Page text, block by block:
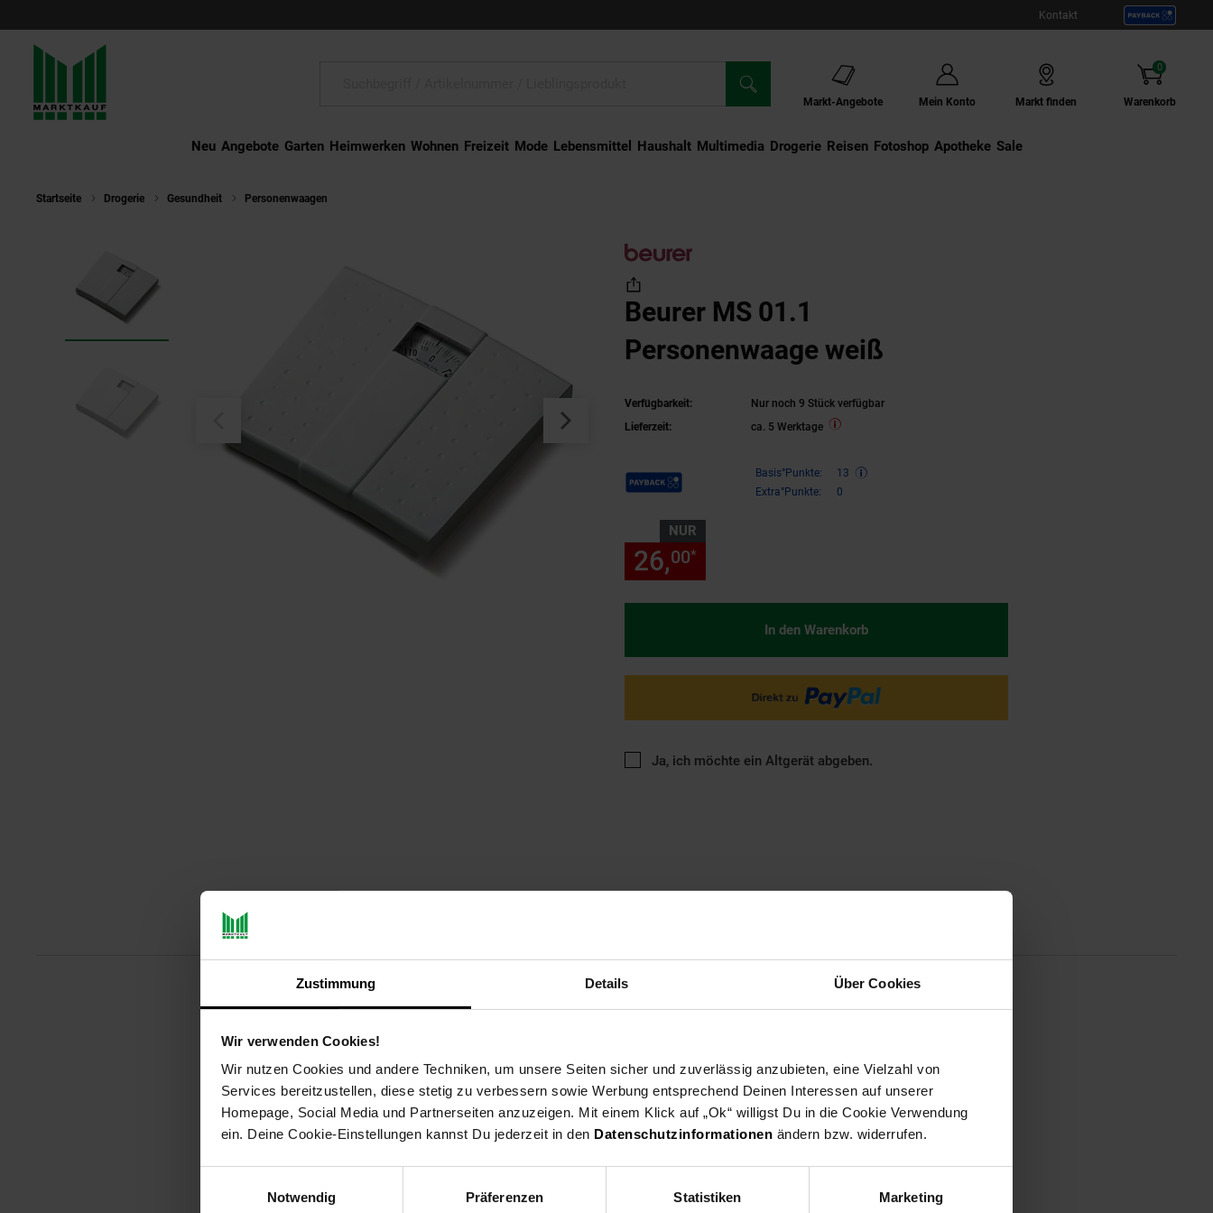
Zustimmung Details Über Cookies
Wir verwenden Cookies!
Wir nutzen Cookies und andere Techniken, um unsere Seiten sicher und zuverlässig anzubieten, eine Vielzahl von
Services bereitzustellen, diese stetig zu verbessern sowie Werbung entsprechend Deinen Interessen auf unserer
Homepage, Social Media und Partnerseiten anzuzeigen. Mit einem Klick auf „Ok“ willigst Du in die Cookie Verwendung
ein. Deine Cookie-Einstellungen kannst Du jederzeit in den Datenschutzinformationen ändern bzw. widerrufen.
Notwendig
Präferenzen Statistiken Marketing
Kontakt
Markt-Angebote Mein Konto Markt finden Warenkorb
0
Artikel
Neu Angebote Garten Heimwerken Wohnen Freizeit Mode Lebensmittel Haushalt Multimedia Drogerie Externer Link:
Reisen Externer Link:
Fotoshop Externer Link:
Apotheke Sale
Startseite Drogerie Gesundheit Personenwaagen
Beurer MS 01.1
Personenwaage weiß
Verfügbarkeit:
Nur noch 9 Stück verfügbar
Lieferzeit:
ca. 5 Werktage
Payback Punkte Basis°Punkte:
13
Extra°Punkte:
0
NUR
26,00*
In den Warenkorb
Ja, ich möchte ein Altgerät abgeben.
Modernes Design
Große und pflegeleichte Trittfläche
1 kg Einteilung
120 kg Tragkraft
Verwendbar ohne Batterien
Artikelnummer: 3092246000
Artikel gehört zur Kategorie:
Personenwaagen